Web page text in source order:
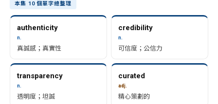
本集 10 個單字總整理
authenticity
n.
真誠感；真實性
credibility
n.
可信度；公信力
transparency
n.
透明度；坦誠
curated
adj.
精心策劃的